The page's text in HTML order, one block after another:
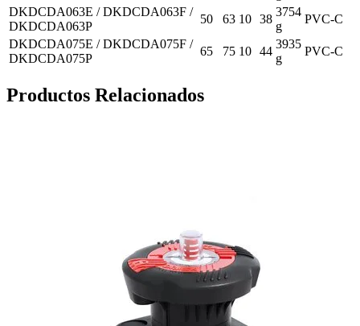
DKDCDA063E / DKDCDA063F /
DKDCDA063P
50 63 10 38
3754
g
PVC-C
DKDCDA075E / DKDCDA075F /
DKDCDA075P
65 75 10 44
3935
g
PVC-C
Productos Relacionados